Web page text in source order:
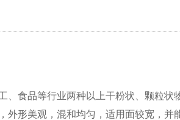
、食品等行业两种以上干粉状、颗粒
外形美观，混和均匀，适用面较宽，